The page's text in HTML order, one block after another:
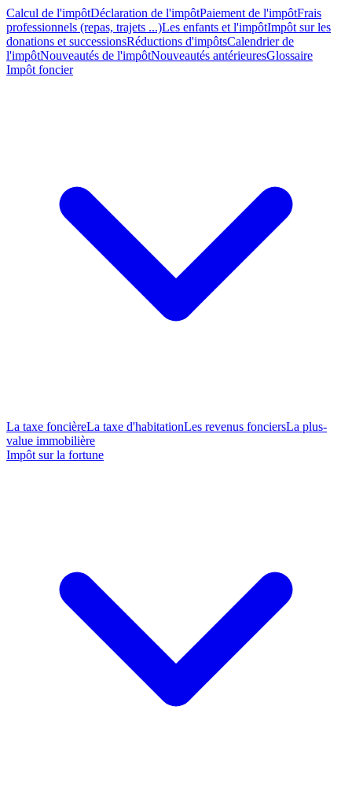
Calcul de l'impôtDéclaration de l'impôtPaiement de l'impôtFrais
professionnels (repas, trajets ...)Les enfants et l'impôtImpôt sur les
donations et successionsRéductions d'impôtsCalendrier de
l'impôtNouveautés de l'impôtNouveautés antérieuresGlossaire
Impôt foncier
La taxe foncièreLa taxe d'habitationLes revenus fonciersLa plus-
value immobilière
Impôt sur la fortune